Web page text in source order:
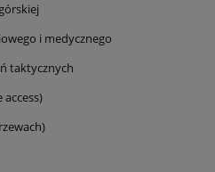
i medycznego
taktycznych
access)